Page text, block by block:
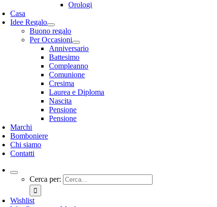
Orologi
Casa
Idee Regalo
Buono regalo
Per Occasioni
Anniversario
Battesimo
Compleanno
Comunione
Cresima
Laurea e Diploma
Nascita
Pensione
Pensione
Marchi
Bomboniere
Chi siamo
Contatti
Cerca per:
Wishlist